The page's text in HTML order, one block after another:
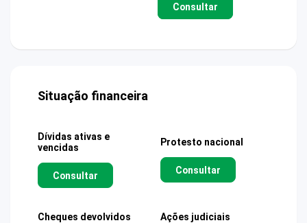
Consultar
Situação financeira
Dívidas ativas e
vencidas
Consultar
Protesto nacional
Consultar
Cheques devolvidos Ações judiciais